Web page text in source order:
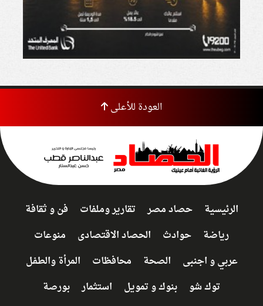
العودة للأعلى
الرئيسية حصاد مصر تقارير وملفات
فن و ثقافة
رياضة
حوادث الحصاد الاقتصادى
منوعات
عربي و اجنبى
الصحة محافظات
المرأة والطفل
توك شو
بنوك و تمويل استثمار
بورصة